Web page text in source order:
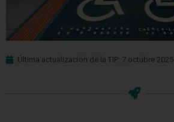
Última actualización de la TIP: 7 octubre 2025